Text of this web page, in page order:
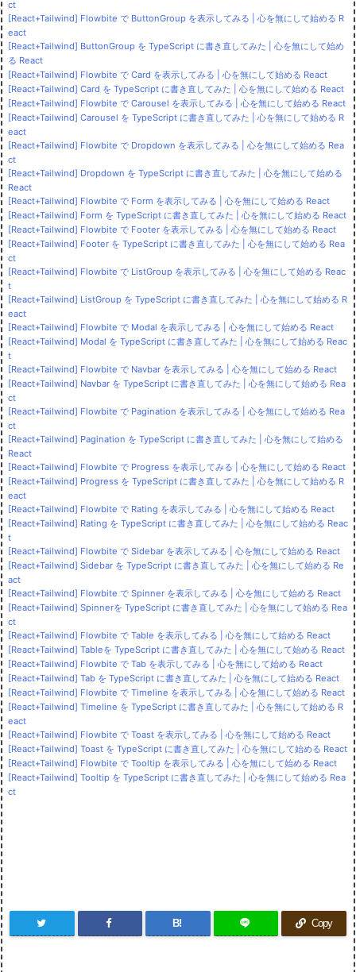
ct
[React+Tailwind] Flowbite で ButtonGroup を表示してみる | 心を無にして始める R
eact
[React+Tailwind] ButtonGroup を TypeScript に書き直してみた | 心を無にして始め
る React
[React+Tailwind] Flowbite で Card を表示してみる | 心を無にして始める React
[React+Tailwind] Card を TypeScript に書き直してみた | 心を無にして始める React
[React+Tailwind] Flowbite で Carousel を表示してみる | 心を無にして始める React
[React+Tailwind] Carousel を TypeScript に書き直してみた | 心を無にして始める R
eact
[React+Tailwind] Flowbite で Dropdown を表示してみる | 心を無にして始める Rea
ct
[React+Tailwind] Dropdown を TypeScript に書き直してみた | 心を無にして始める
React
[React+Tailwind] Flowbite で Form を表示してみる | 心を無にして始める React
[React+Tailwind] Form を TypeScript に書き直してみた | 心を無にして始める React
[React+Tailwind] Flowbite で Footer を表示してみる | 心を無にして始める React
[React+Tailwind] Footer を TypeScript に書き直してみた | 心を無にして始める Rea
ct
[React+Tailwind] Flowbite で ListGroup を表示してみる | 心を無にして始める Reac
t
[React+Tailwind] ListGroup を TypeScript に書き直してみた | 心を無にして始める R
eact
[React+Tailwind] Flowbite で Modal を表示してみる | 心を無にして始める React
[React+Tailwind] Modal を TypeScript に書き直してみた | 心を無にして始める Reac
t
[React+Tailwind] Flowbite で Navbar を表示してみる | 心を無にして始める React
[React+Tailwind] Navbar を TypeScript に書き直してみた | 心を無にして始める Rea
ct
[React+Tailwind] Flowbite で Pagination を表示してみる | 心を無にして始める Rea
ct
[React+Tailwind] Pagination を TypeScript に書き直してみた | 心を無にして始める
React
[React+Tailwind] Flowbite で Progress を表示してみる | 心を無にして始める React
[React+Tailwind] Progress を TypeScript に書き直してみた | 心を無にして始める R
eact
[React+Tailwind] Flowbite で Rating を表示してみる | 心を無にして始める React
[React+Tailwind] Rating を TypeScript に書き直してみた | 心を無にして始める Reac
t
[React+Tailwind] Flowbite で Sidebar を表示してみる | 心を無にして始める React
[React+Tailwind] Sidebar を TypeScript に書き直してみた | 心を無にして始める Re
act
[React+Tailwind] Flowbite で Spinner を表示してみる | 心を無にして始める React
[React+Tailwind] Spinnerを TypeScript に書き直してみた | 心を無にして始める Rea
ct
[React+Tailwind] Flowbite で Table を表示してみる | 心を無にして始める React
[React+Tailwind] Tableを TypeScript に書き直してみた | 心を無にして始める React
[React+Tailwind] Flowbite で Tab を表示してみる | 心を無にして始める React
[React+Tailwind] Tab を TypeScript に書き直してみた | 心を無にして始める React
[React+Tailwind] Flowbite で Timeline を表示してみる | 心を無にして始める React
[React+Tailwind] Timeline を TypeScript に書き直してみた | 心を無にして始める R
eact
[React+Tailwind] Flowbite で Toast を表示してみる | 心を無にして始める React
[React+Tailwind] Toast を TypeScript に書き直してみた | 心を無にして始める React
[React+Tailwind] Flowbite で Tooltip を表示してみる | 心を無にして始める React
[React+Tailwind] Tooltip を TypeScript に書き直してみた | 心を無にして始める Rea
ct
B! Copy